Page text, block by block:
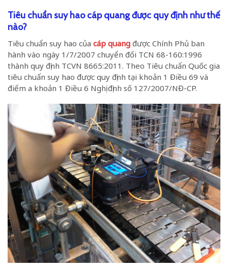
Tiêu chuẩn suy hao cáp quang được quy định như thế
nào?
Tiêu chuẩn suy hao của cáp quang được Chính Phủ ban
hành vào ngày 1/7/2007 chuyển đổi TCN 68-160:1996
thành quy định TCVN 8665:2011. Theo Tiêu chuẩn Quốc gia
tiêu chuẩn suy hao được quy định tại khoản 1 Điều 69 và
điểm a khoản 1 Điều 6 Nghị định số 127/2007/NĐ-CP.